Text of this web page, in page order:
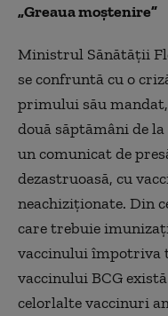
„Greaua moștenire”
Ministrul Sănătăţii
se confruntă cu o
primului său mandat,
două săptămâni de
un comunicat de
dezastruoasă, cu
neachiziționate. Din
care trebuie
vaccinului împotriva
vaccinului BCG
celorlalte vaccinuri